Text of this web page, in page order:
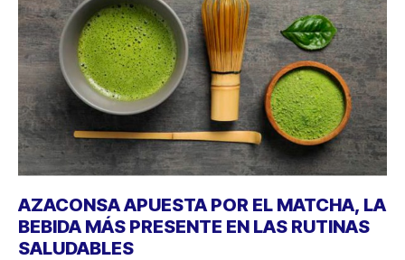
AZACONSA APUESTA POR EL MATCHA, LA
BEBIDA MÁS PRESENTE EN LAS RUTINAS
SALUDABLES